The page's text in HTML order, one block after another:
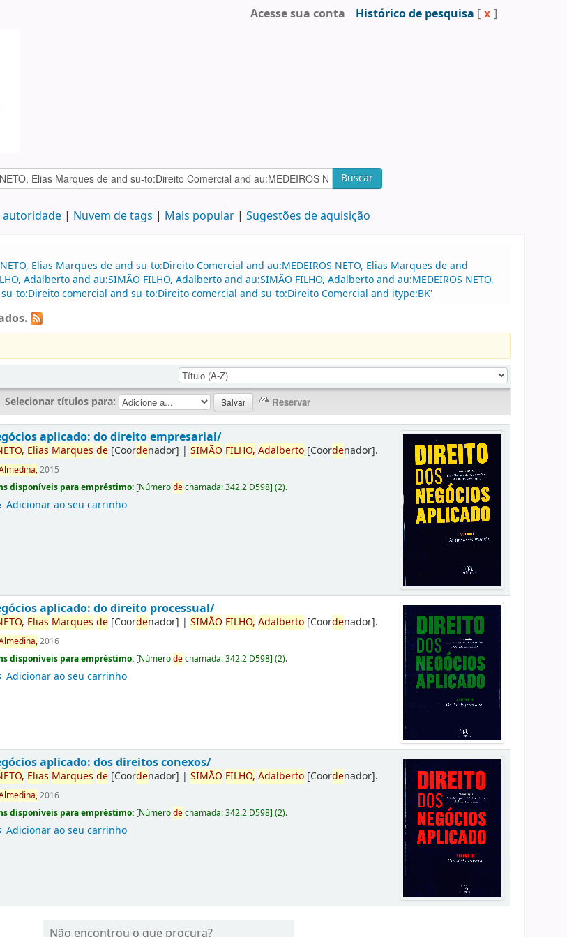
Acesse sua conta Histórico de pesquisa [ x ]
Buscar
autoridade Nuvem de tags Mais popular Sugestões de aquisição
Elias Marques de and su-to:Direito Comercial and au:MEDEIROS NETO, Elias Marques de and
Adalberto and au:SIMÃO FILHO, Adalberto and au:SIMÃO FILHO, Adalberto and au:MEDEIROS NETO,
to:Direito comercial and su-to:Direito comercial and su-to:Direito Comercial and itype:BK'
Selecionar títulos para:
aplicado: do direito empresarial/
Elias Marques de [Coordenador] |SIMÃO FILHO, Adalberto [Coordenador].
2015
disponíveis para empréstimo: [Númerodechamada:342.2 D598](2).
Adicionar ao seu carrinho
aplicado: do direito processual/
Elias Marques de [Coordenador] |SIMÃO FILHO, Adalberto [Coordenador].
2016
disponíveis para empréstimo: [Númerodechamada:342.2 D598](2).
Adicionar ao seu carrinho
aplicado: dos direitos conexos/
Elias Marques de [Coordenador] |SIMÃO FILHO, Adalberto [Coordenador].
2016
disponíveis para empréstimo: [Númerodechamada:342.2 D598](2).
Adicionar ao seu carrinho